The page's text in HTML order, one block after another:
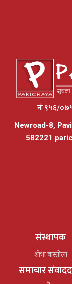
नंः ९५६/
Newroad-8,
582221
संस्थापक
शोभा बास्तोला
समाचार